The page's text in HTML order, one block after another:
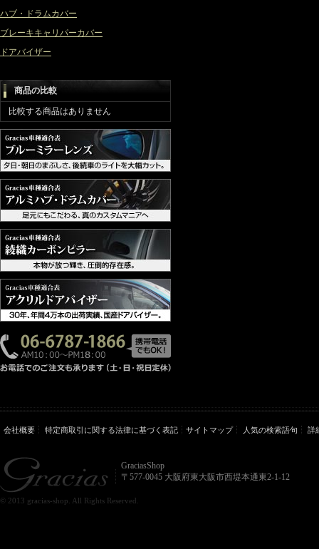
ハブ・ドラムカバー
ブレーキキャリパーカバー
ドアバイザー
商品の比較
比較する商品はありません
会社概要 特定商取引に関する法律に基づく表記 サイトマップ 人気の検索語句 詳
GraciasShop
〒577-0045 大阪府東大阪市西堤本通東2-1-12
© 2013 gracias-shop. All Rights Reserved.